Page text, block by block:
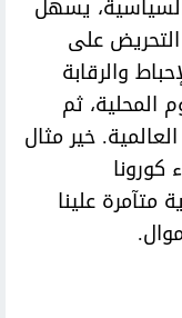
يسهل
على
والرقابة
ثم
خير مثال
متآمرة علينا